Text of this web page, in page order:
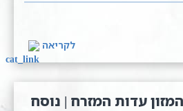
לקריאה
עדות המזרח | נוסח